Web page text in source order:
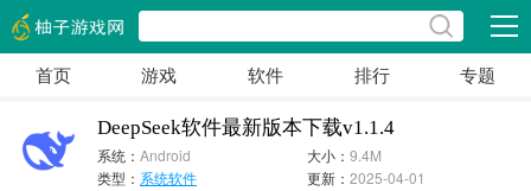
展开
首页 游戏 软件 排行 专题
DeepSeek软件最新版本下载v1.1.4
系统： Android 大小：9.4M
类型： 系统软件 更新：2025-04-01